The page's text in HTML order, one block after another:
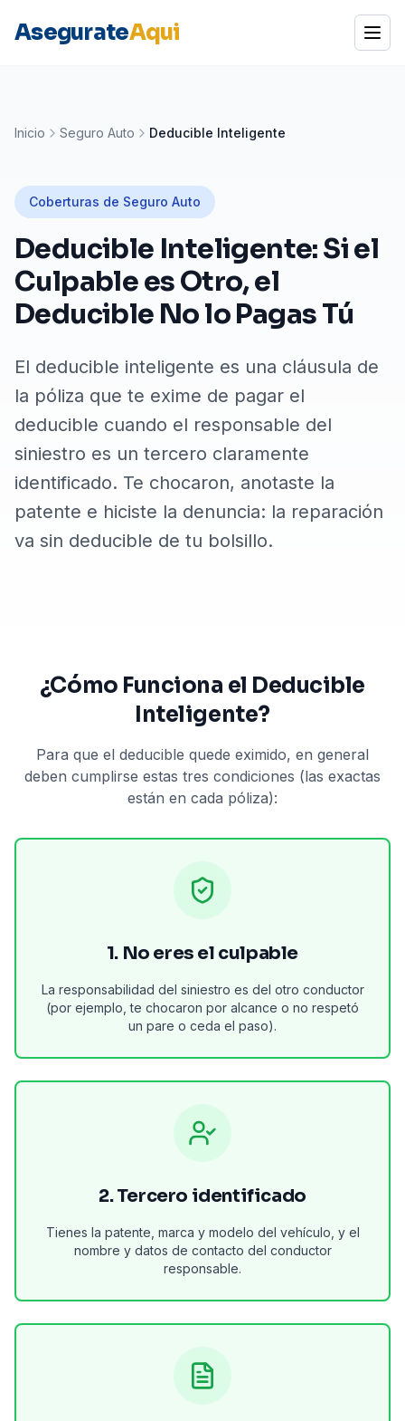
AsegurateAqui Abrir
Inicio Seguro Auto Deducible Inteligente
Coberturas de Seguro Auto
Deducible Inteligente: Si el
Culpable es Otro, el
Deducible No lo Pagas Tú
El deducible inteligente es una cláusula de
la póliza que te exime de pagar el
deducible cuando el responsable del
siniestro es un tercero claramente
identificado. Te chocaron, anotaste la
patente e hiciste la denuncia: la reparación
va sin deducible de tu bolsillo.
¿Cómo Funciona el Deducible
Inteligente?
Para que el deducible quede eximido, en general
deben cumplirse estas tres condiciones (las exactas
están en cada póliza):
1. No eres el culpable
La responsabilidad del siniestro es del otro conductor
(por ejemplo, te chocaron por alcance o no respetó
un pare o ceda el paso).
2. Tercero identificado
Tienes la patente, marca y modelo del vehículo, y el
nombre y datos de contacto del conductor
responsable.